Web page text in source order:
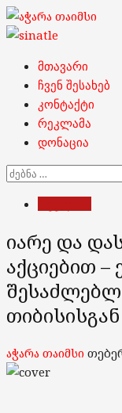
Skip
to
Primary
Menu
მთავარი
ჩვენ შესახებ
კონტაქტი
რეკლამა
დონაცია
ძებნა:
იარე და
აქციებით
თიბისისგან
აჭარა თაიმსი